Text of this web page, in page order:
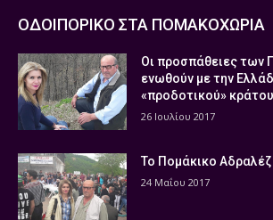
ΟΔΟΙΠΟΡΙΚΟ ΣΤΑ ΠΟΜΑΚΟΧΩΡΙΑ
Οι προσπάθειες των
ενωθούν με την
«προδοτικού»
26 Ιουλίου 2017
Το Πομάκικο
24 Μαΐου 2017